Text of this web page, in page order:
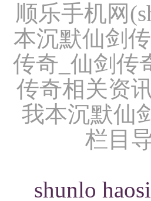
顺乐手机网
本沉默仙剑
传奇_仙剑传
传奇相关资
我本沉默仙
栏目
shunlo